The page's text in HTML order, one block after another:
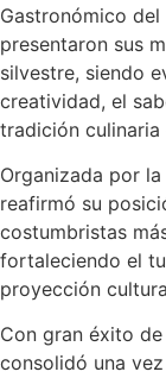
Gastronómico
presentaron sus
silvestre, siendo
creatividad, el
tradición culinaria
Organizada por
reafirmó su
costumbristas
fortaleciendo el
proyección
Con gran éxito
consolidó una